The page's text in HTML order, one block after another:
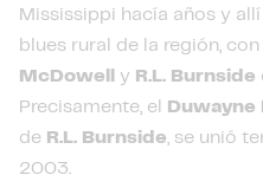
Mississippi hacía años y
blues rural de la región, con
McDowell
y R.L. Burnside
Precisamente, el
Duwayne
de R.L. Burnside, se unió
2003.